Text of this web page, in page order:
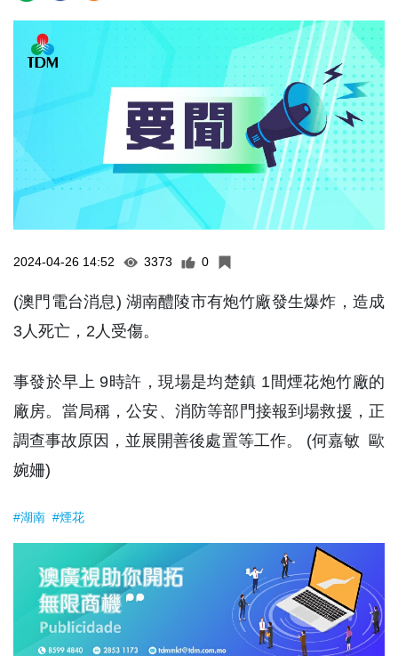
2024-04-26 14:52 3373 0
(澳門電台消息) 湖南醴陵市有炮竹廠發生爆炸，造成
3人死亡，2人受傷。
事發於早上 9時許，現場是均楚鎮 1間煙花炮竹廠的
廠房。當局稱，公安、消防等部門接報到場救援，正
調查事故原因，並展開善後處置等工作。 (何嘉敏 歐
婉姍)
#湖南 #煙花